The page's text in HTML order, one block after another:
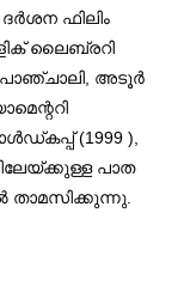
ഫിലിം
ലൈബ്രറി
പാഞ്ചാലി, അടൂർ
(1999 ),
പാത
താമസിക്കുന്നു.